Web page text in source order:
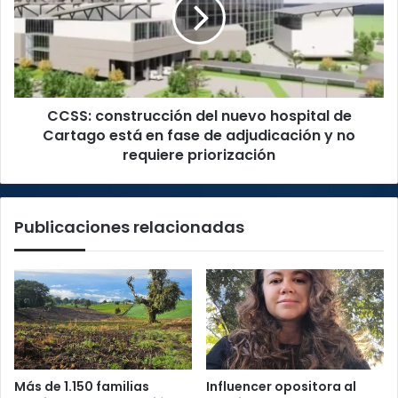
hospital
de
Cartago
está
en
no
priorización
CCSS: construcción del nuevo hospital de
Cartago está en fase de adjudicación y no
requiere priorización
Publicaciones relacionadas
Más de 1.150 familias
Influencer opositora al